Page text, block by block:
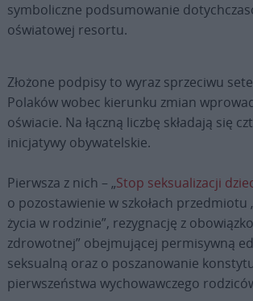
symboliczne podsumowanie
oświatowej resortu.
Złożone podpisy to wyraz sprzeciwu
Polaków wobec kierunku zmian
oświacie. Na łączną liczbę składają się
inicjatywy obywatelskie.
Pierwsza z nich – „Stop seksualizacji
o pozostawienie w szkołach przedmiotu
życia w rodzinie”, rezygnację z
zdrowotnej” obejmującej permisywną
seksualną oraz o poszanowanie
pierwszeństwa wychowawczego